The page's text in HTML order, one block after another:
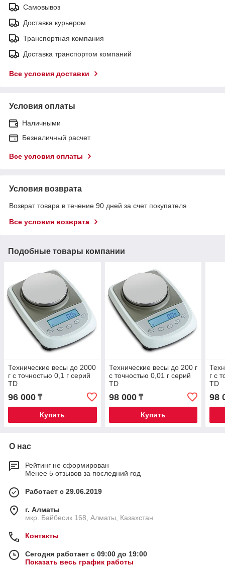
Самовывоз
Доставка курьером
Транспортная компания
Доставка транспортом компаний
Все условия доставки
Условия оплаты
Наличными
Безналичный расчет
Все условия оплаты
Условия возврата
Возврат товара в течение 90 дней за счет покупателя
Все условия возврата
Подобные товары компании
Технические весы до 2000
г с точностью 0,1 г серий
TD
96 000 ₸
Купить
Технические весы до 200 г
с точностью 0,01 г серий
TD
98 000₸
Купить
г с
TD
98
О нас
Рейтинг не сформирован
Менее 5 отзывов за последний год
Работает с 29.06.2019
г. Алматы
мкр. Байбесик 168, Алматы, Казахстан
Контакты
Сегодня работает с 09:00 до 19:00
Показать весь график работы